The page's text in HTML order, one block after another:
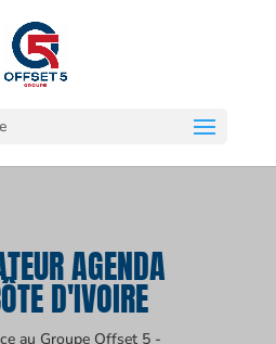
AGENDA
D'IVOIRE
au Groupe Offset 5 -